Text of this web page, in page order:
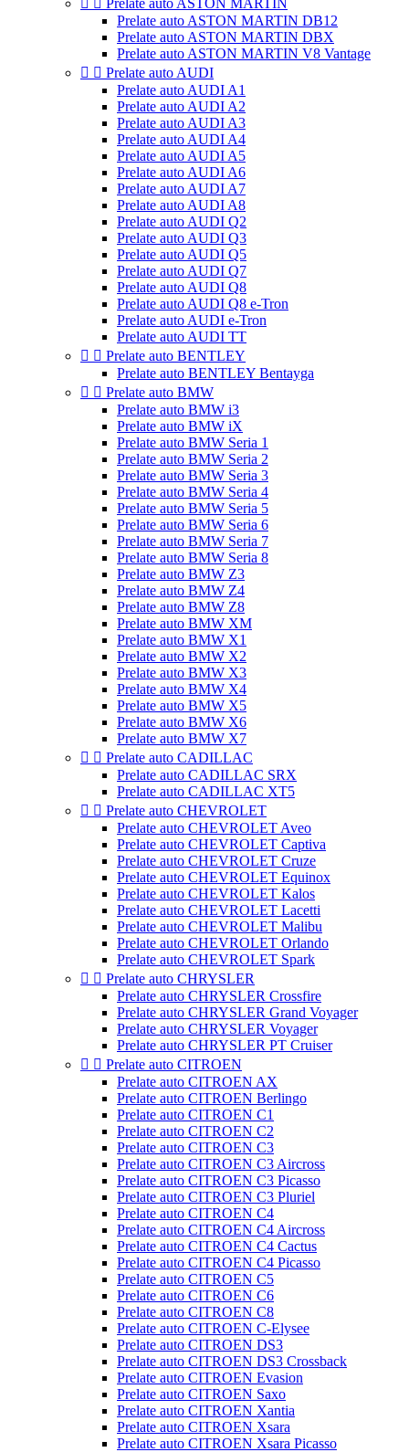
  Prelate auto ASTON MARTIN
Prelate auto ASTON MARTIN DB12
Prelate auto ASTON MARTIN DBX
Prelate auto ASTON MARTIN V8 Vantage
  Prelate auto AUDI
Prelate auto AUDI A1
Prelate auto AUDI A2
Prelate auto AUDI A3
Prelate auto AUDI A4
Prelate auto AUDI A5
Prelate auto AUDI A6
Prelate auto AUDI A7
Prelate auto AUDI A8
Prelate auto AUDI Q2
Prelate auto AUDI Q3
Prelate auto AUDI Q5
Prelate auto AUDI Q7
Prelate auto AUDI Q8
Prelate auto AUDI Q8 e-Tron
Prelate auto AUDI e-Tron
Prelate auto AUDI TT
  Prelate auto BENTLEY
Prelate auto BENTLEY Bentayga
  Prelate auto BMW
Prelate auto BMW i3
Prelate auto BMW iX
Prelate auto BMW Seria 1
Prelate auto BMW Seria 2
Prelate auto BMW Seria 3
Prelate auto BMW Seria 4
Prelate auto BMW Seria 5
Prelate auto BMW Seria 6
Prelate auto BMW Seria 7
Prelate auto BMW Seria 8
Prelate auto BMW Z3
Prelate auto BMW Z4
Prelate auto BMW Z8
Prelate auto BMW XM
Prelate auto BMW X1
Prelate auto BMW X2
Prelate auto BMW X3
Prelate auto BMW X4
Prelate auto BMW X5
Prelate auto BMW X6
Prelate auto BMW X7
  Prelate auto CADILLAC
Prelate auto CADILLAC SRX
Prelate auto CADILLAC XT5
  Prelate auto CHEVROLET
Prelate auto CHEVROLET Aveo
Prelate auto CHEVROLET Captiva
Prelate auto CHEVROLET Cruze
Prelate auto CHEVROLET Equinox
Prelate auto CHEVROLET Kalos
Prelate auto CHEVROLET Lacetti
Prelate auto CHEVROLET Malibu
Prelate auto CHEVROLET Orlando
Prelate auto CHEVROLET Spark
  Prelate auto CHRYSLER
Prelate auto CHRYSLER Crossfire
Prelate auto CHRYSLER Grand Voyager
Prelate auto CHRYSLER Voyager
Prelate auto CHRYSLER PT Cruiser
  Prelate auto CITROEN
Prelate auto CITROEN AX
Prelate auto CITROEN Berlingo
Prelate auto CITROEN C1
Prelate auto CITROEN C2
Prelate auto CITROEN C3
Prelate auto CITROEN C3 Aircross
Prelate auto CITROEN C3 Picasso
Prelate auto CITROEN C3 Pluriel
Prelate auto CITROEN C4
Prelate auto CITROEN C4 Aircross
Prelate auto CITROEN C4 Cactus
Prelate auto CITROEN C4 Picasso
Prelate auto CITROEN C5
Prelate auto CITROEN C6
Prelate auto CITROEN C8
Prelate auto CITROEN C-Elysee
Prelate auto CITROEN DS3
Prelate auto CITROEN DS3 Crossback
Prelate auto CITROEN Evasion
Prelate auto CITROEN Saxo
Prelate auto CITROEN Xantia
Prelate auto CITROEN Xsara
Prelate auto CITROEN Xsara Picasso